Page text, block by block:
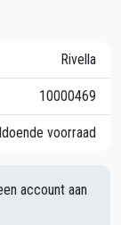
Rivella
10000469
voorraad
account aan